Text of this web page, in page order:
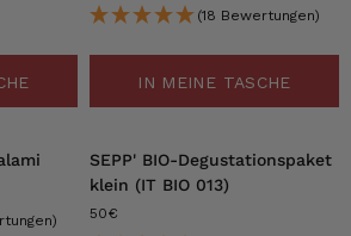
(18 Bewertungen)
IN MEINE TASCHE
SEPP' BIO-Degustationspaket
klein (IT BIO 013)
50€